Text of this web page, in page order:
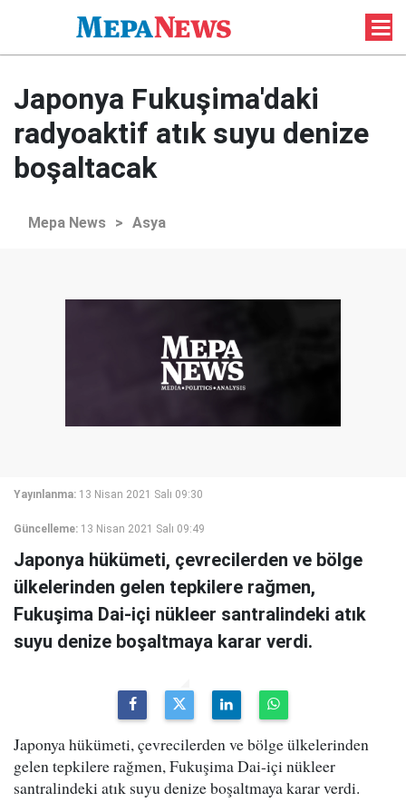
Japonya Fukuşima'daki
radyoaktif atık suyu denize
boşaltacak
Mepa News > Asya
Yayınlanma: 13 Nisan 2021 Salı 09:30
Güncelleme: 13 Nisan 2021 Salı 09:49
Japonya hükümeti, çevrecilerden ve bölge
ülkelerinden gelen tepkilere rağmen,
Fukuşima Dai-içi nükleer santralindeki atık
suyu denize boşaltmaya karar verdi.
Japonya hükümeti, çevrecilerden ve bölge ülkelerinden
gelen tepkilere rağmen, Fukuşima Dai-içi nükleer
santralindeki atık suyu denize boşaltmaya karar verdi.